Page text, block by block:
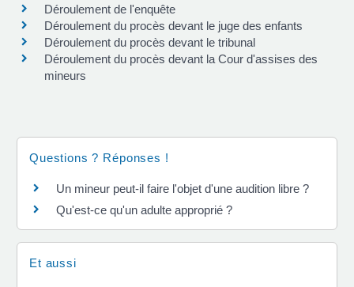
Déroulement de l'enquête
Déroulement du procès devant le juge des enfants
Déroulement du procès devant le tribunal
Déroulement du procès devant la Cour d'assises des
mineurs
Questions ? Réponses !
Un mineur peut-il faire l'objet d'une audition libre ?
Qu'est-ce qu'un adulte approprié ?
Et aussi